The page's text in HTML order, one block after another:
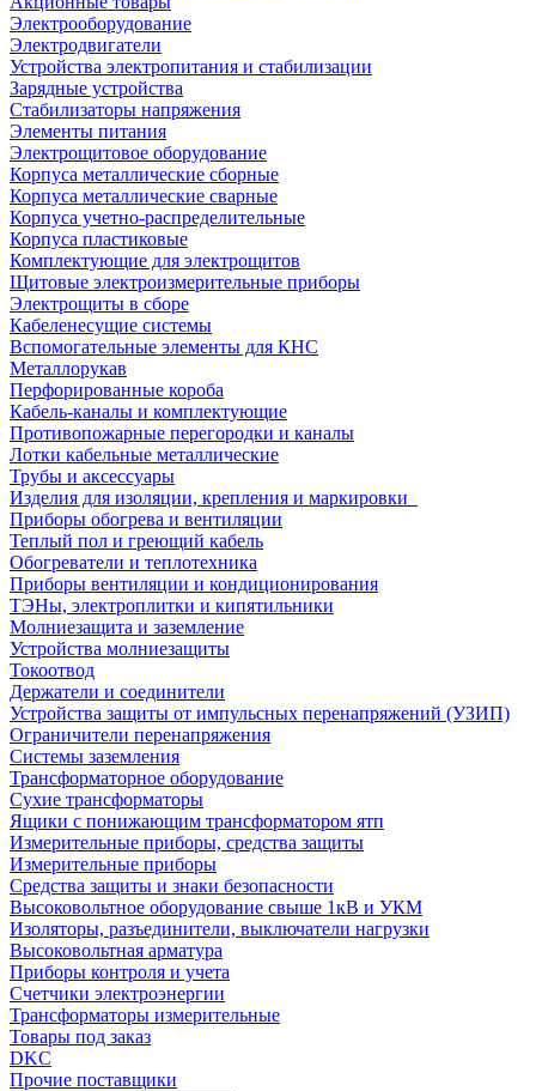
Электрооборудование
Электродвигатели
Устройства электропитания и стабилизации
Зарядные устройства
Стабилизаторы напряжения
Элементы питания
Электрощитовое оборудование
Корпуса металлические сборные
Корпуса металлические сварные
Корпуса учетно-распределительные
Корпуса пластиковые
Комплектующие для электрощитов
Щитовые электроизмерительные приборы
Электрощиты в сборе
Кабеленесущие системы
Вспомогательные элементы для КНС
Металлорукав
Перфорированные короба
Кабель-каналы и комплектующие
Противопожарные перегородки и каналы
Лотки кабельные металлические
Трубы и аксессуары
Изделия для изоляции, крепления и маркировки
Приборы обогрева и вентиляции
Теплый пол и греющий кабель
Обогреватели и теплотехника
Приборы вентиляции и кондиционирования
ТЭНы, электроплитки и кипятильники
Молниезащита и заземление
Устройства молниезащиты
Токоотвод
Держатели и соединители
Устройства защиты от импульсных перенапряжений (УЗИП)
Ограничители перенапряжения
Системы заземления
Трансформаторное оборудование
Сухие трансформаторы
Ящики с понижающим трансформатором ятп
Измерительные приборы, средства защиты
Измерительные приборы
Средства защиты и знаки безопасности
Высоковольтное оборудование свыше 1кВ и УКМ
Изоляторы, разъединители, выключатели нагрузки
Высоковольтная арматура
Приборы контроля и учета
Счетчики электроэнергии
Трансформаторы измерительные
Товары под заказ
DKC
Прочие поставщики